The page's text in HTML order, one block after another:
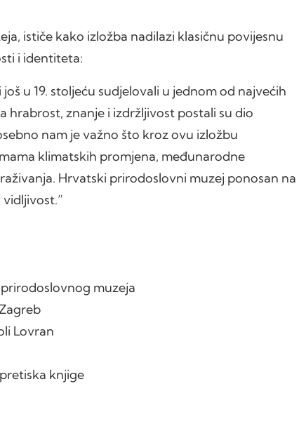
ističe kako izložba nadilazi klasičnu povijesnu
i identiteta:
u 19. stoljeću sudjelovali u jednom od najvećih
znanje i izdržljivost postali su dio
nam je važno što kroz ovu izložbu
klimatskih promjena, međunarodne
Hrvatski prirodoslovni muzej ponosan na
muzeja
Lovran
knjige